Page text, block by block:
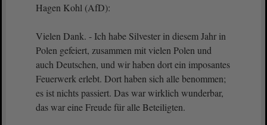
Hagen Kohl (AfD):
Vielen Dank. - Ich habe Silvester in diesem Jahr in
Polen gefeiert, zusammen mit vielen Polen und
auch Deutschen, und wir haben dort ein imposantes
Feuerwerk erlebt. Dort haben sich alle benommen;
es ist nichts passiert. Das war wirklich wunderbar,
das war eine Freude für alle Beteiligten.